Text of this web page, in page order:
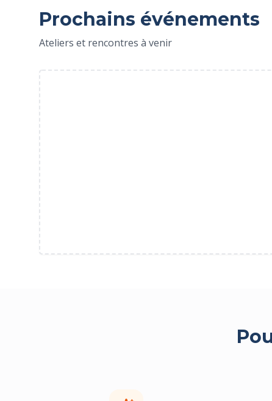
Prochains événements
Ateliers et rencontres à venir